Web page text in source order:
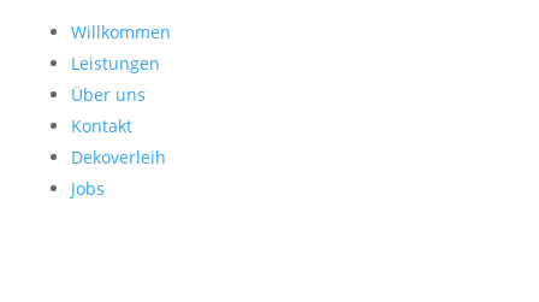
Willkommen
Leistungen
Über uns
Kontakt
Dekoverleih
Jobs